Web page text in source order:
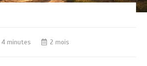
4 minutes 2 mois